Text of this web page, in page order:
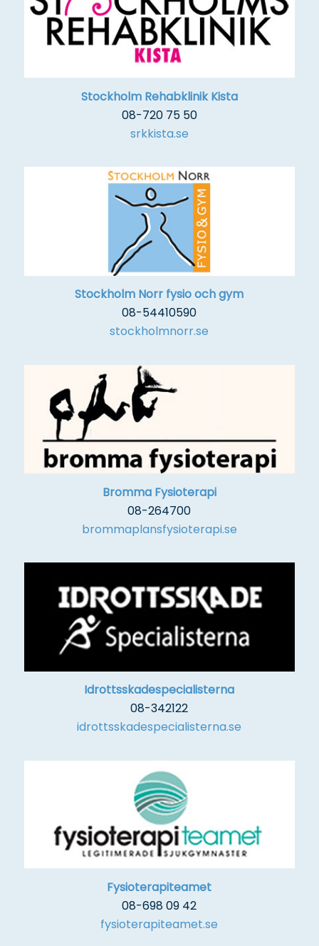
Stockholm Rehabklinik Kista
08-720 75 50
srkkista.se
Stockholm Norr fysio och gym
08-54410590
stockholmnorr.se
Bromma Fysioterapi
08-264700
brommaplansfysioterapi.se
Idrottsskadespecialisterna
08-342122
idrottsskadespecialisterna.se
Fysioterapiteamet
08-698 09 42
fysioterapiteamet.se